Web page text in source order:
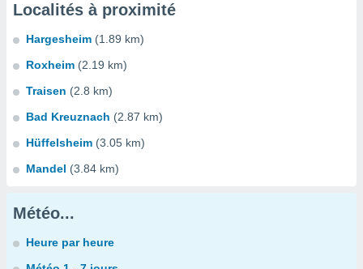
Localités à proximité
Hargesheim (1.89 km)
Roxheim (2.19 km)
Traisen (2.8 km)
Bad Kreuznach (2.87 km)
Hüffelsheim (3.05 km)
Mandel (3.84 km)
Météo...
Heure par heure